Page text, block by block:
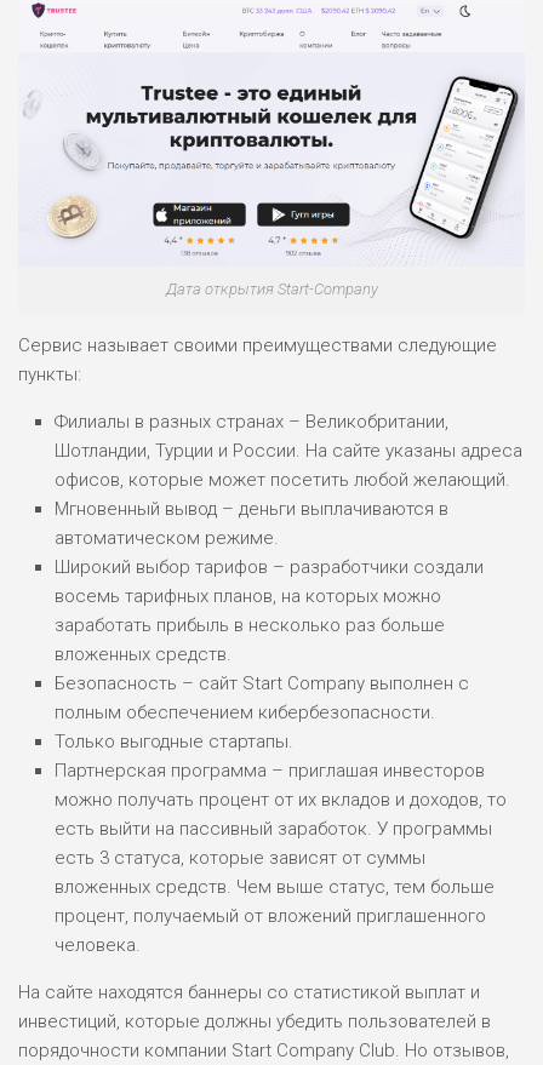
Дата открытия Start-Company
Сервис называет своими преимуществами следующие
пункты:
Филиалы в разных странах – Великобритании,
Шотландии, Турции и России. На сайте указаны адреса
офисов, которые может посетить любой желающий.
Мгновенный вывод – деньги выплачиваются в
автоматическом режиме.
Широкий выбор тарифов – разработчики создали
восемь тарифных планов, на которых можно
заработать прибыль в несколько раз больше
вложенных средств.
Безопасность – сайт Start Company выполнен с
полным обеспечением кибербезопасности.
Только выгодные стартапы.
Партнерская программа – приглашая инвесторов
можно получать процент от их вкладов и доходов, то
есть выйти на пассивный заработок. У программы
есть 3 статуса, которые зависят от суммы
вложенных средств. Чем выше статус, тем больше
процент, получаемый от вложений приглашенного
человека.
На сайте находятся баннеры со статистикой выплат и
инвестиций, которые должны убедить пользователей в
порядочности компании Start Company Club. Но отзывов,